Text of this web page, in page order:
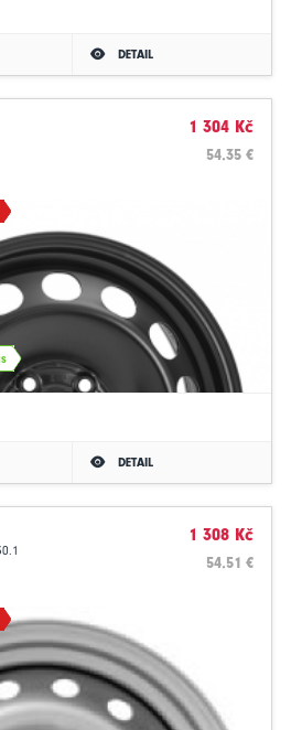
DETAIL
1 304 Kč
54.35 €
DETAIL
1 308 Kč
54.51 €